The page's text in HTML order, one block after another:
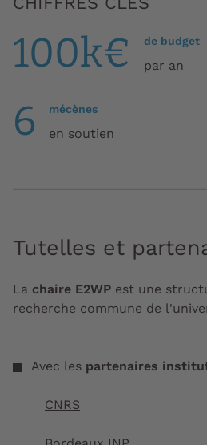
100k€ de budget
par an
6 mécènes
en soutien
Tutelles et
La chaire E2WP est une
recherche commune de
Avec les partenaires
CNRS